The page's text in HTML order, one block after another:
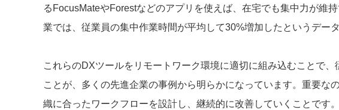
るFocusMateやForestなどのアプリを使えば、在宅でも集中力が維
業では、従業員の集中作業時間が平均して30%増加したというデータ
これらのDXツールをリモートワーク環境に適切に組み込むことで
ことが、多くの先進企業の事例から明らかになっています。重要な
織に合ったワークフローを設計し、継続的に改善していくことです